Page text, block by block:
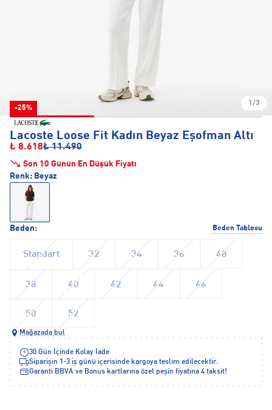
-25%
1/3
Lacoste Loose Fit Kadın Beyaz Eşofman Altı
₺ 8.618₺ 11.490
Son 10 Günün En Düşük Fiyatı
Beden: Beden Tablosu
Standart 32 34 36 48
38 40 42 44 46
50 52
Renk: Beyaz
Mağazada bul
30 Gün İçinde Kolay İade
Siparişin 1-3 iş günü içerisinde kargoya teslim edilecektir.
Garanti BBVA ve Bonus kartlarına özel peşin fiyatına 4 taksit!